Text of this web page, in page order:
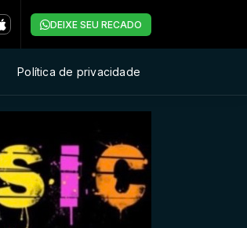
DEIXE SEU RECADO
Política de privacidade